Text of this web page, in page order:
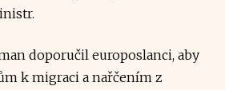
doporučil europoslanci, aby
k migraci a nařčením z